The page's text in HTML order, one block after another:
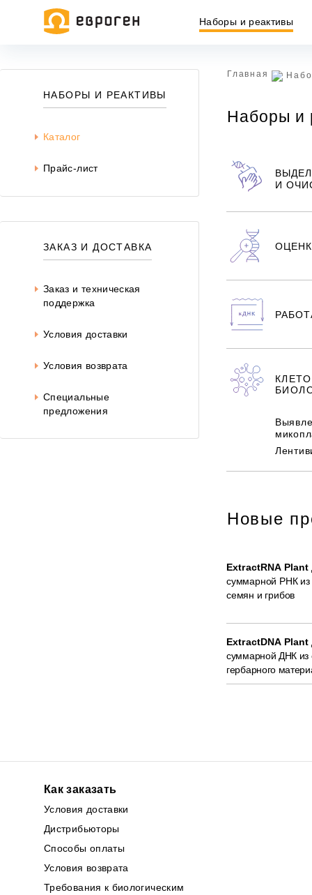
Наборы и реактивы
НАБОРЫ И РЕАКТИВЫ
Каталог
Прайс-лист
ЗАКАЗ И ДОСТАВКА
Заказ и техническая
поддержка
Условия доставки
Условия возврата
Специальные
предложения
Главная
Наборы и
И
Новые
ExtractRNA Plant
суммарной РНК из
семян и грибов
ExtractDNA Plant
суммарной ДНК из
гербарного
Как заказать
Условия доставки
Дистрибьюторы
Способы оплаты
Условия возврата
Требования к биологическим
Информация, представленная на сайте, носит
Окончательная цена товара указывается в документе на